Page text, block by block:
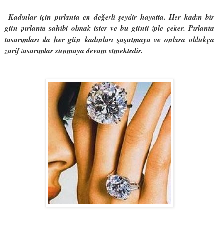
Kadınlar için pırlanta en değerli şeydir hayatta. Her kadın bir
gün pırlanta sahibi olmak ister ve bu günü iple çeker. Pırlanta
tasarımları da her gün kadınları şaşırtmaya ve onlara oldukça
zarif tasarımlar sunmaya devam etmektedir.